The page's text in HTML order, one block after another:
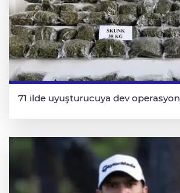
71 ilde uyuşturucuya dev operasyon